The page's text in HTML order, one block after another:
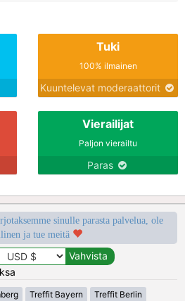
Tuki
100% ilmainen
Kuuntelevat moderaattorit
Vierailijat
Paljon vierailtu
Paras
sinulle parasta palvelua, ole
ja tue meitä
Treffit Bayern Treffit Berlin